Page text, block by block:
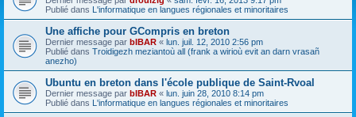
Publié dans L'informatique en langues régionales et minoritaires
Une affiche pour GCompris en breton
Dernier message par bIBAR « lun. juil. 12, 2010 2:56 pm
Publié dans Troidigezh meziantoù all (frank a wirioù evit an darn vrasañ
anezho)
Ubuntu en breton dans l'école publique de Saint-Rvoal
Dernier message par bIBAR « lun. juin 28, 2010 8:14 pm
Publié dans L'informatique en langues régionales et minoritaires